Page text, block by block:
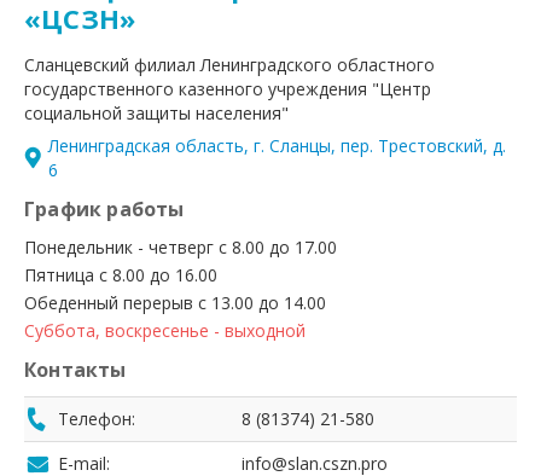
«ЦСЗН»
Сланцевский филиал Ленинградского областного
государственного казенного учреждения "Центр
социальной защиты населения"
Ленинградская область, г. Сланцы, пер. Трестовский, д.
6
График работы
Понедельник - четверг с 8.00 до 17.00
Пятница с 8.00 до 16.00
Обеденный перерыв с 13.00 до 14.00
Суббота, воскресенье - выходной
Контакты
Телефон:
8 (81374) 21-580
E-mail:
info@slan.cszn.pro